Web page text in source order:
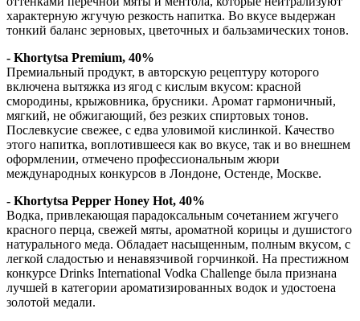
характерную жгучую резкость напитка. Во вкусе выдержан
тонкий баланс зерновых, цветочных и бальзамических тонов.
- Khortytsa Premium, 40%
Премиальный продукт, в авторскую рецептуру которого
включена вытяжка из ягод с кислым вкусом: красной
смородины, крыжовника, брусники. Аромат гармоничный,
мягкий, не обжигающий, без резких спиртовых тонов.
Послевкусие свежее, с едва уловимой кислинкой. Качество
этого напитка, воплотившееся как во вкусе, так и во внешнем
оформлении, отмечено профессиональным жюри
международных конкурсов в Лондоне, Остенде, Москве.
- Khortytsa Pepper Honey Hot, 40%
Водка, привлекающая парадоксальным сочетанием жгучего
красного перца, свежей мяты, ароматной корицы и душистого
натурального меда. Обладает насыщенным, полным вкусом, с
легкой сладостью и ненавязчивой горчинкой. На престижном
конкурсе Drinks International Vodka Challenge была признана
лучшей в категории ароматизированных водок и удостоена
золотой медали.